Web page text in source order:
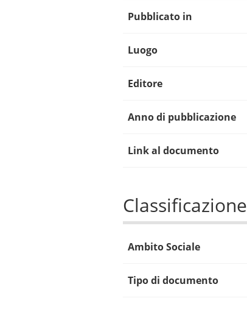
Pubblicato in
Luogo
Editore
Anno di pubblicazione
Link al documento
Classificazione
Ambito Sociale
Tipo di documento